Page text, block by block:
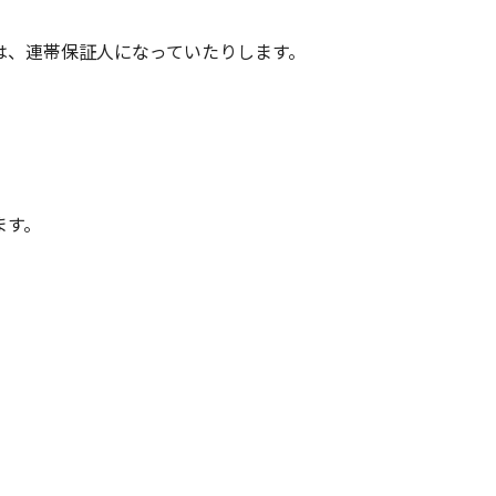
連帯保証人になっていたりします。
。